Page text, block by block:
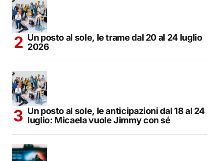
Un posto al sole, le trame dal 20 al 24 luglio
2026
Un posto al sole, le anticipazioni dal 18 al 24
luglio: Micaela vuole Jimmy con sé